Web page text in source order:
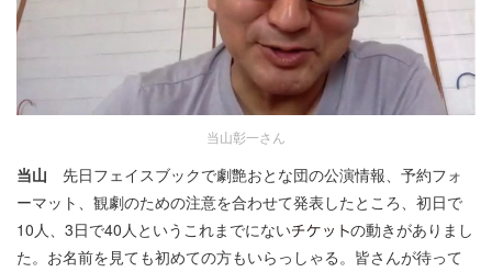
当山彰一さん
当山 先日フェイスブックで劇艶おとな団の公演情報、予約フォ
ーマット、観劇のための注意を合わせて発表したところ、初日で
10人、3日で40人というこれまでにない
の動きがありまし
た。お名前を見ても初めての方もいらっしゃる。皆さんが待って